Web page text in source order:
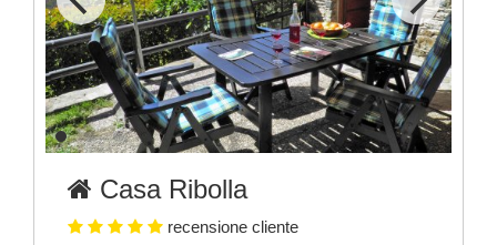
Casa Ribolla
recensione cliente